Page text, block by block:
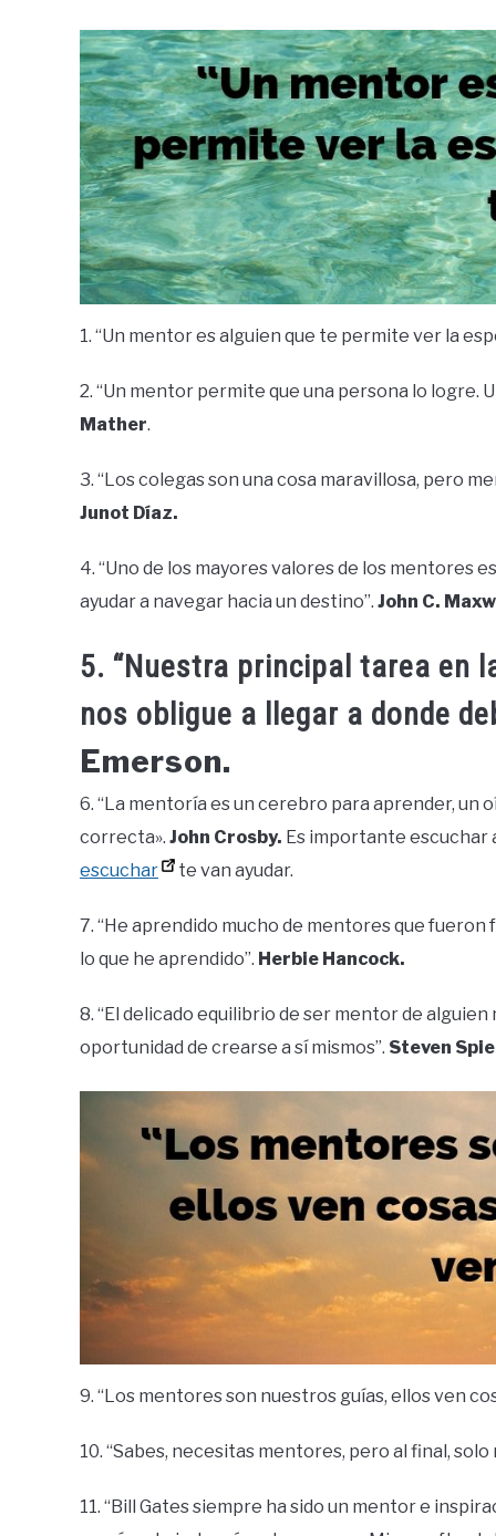
1. “Un mentor es alguien que te permite ver la
2. “Un mentor permite que una persona lo logre.
Mather.
3. “Los colegas son una cosa maravillosa, pero
Junot Díaz.
4. “Uno de los mayores valores de los mentores
ayudar a navegar hacia un destino”. John C.
5. “Nuestra principal tarea en
nos obligue a llegar a donde
Emerson.
6. “La mentoría es un cerebro para aprender, un
correcta». John Crosby. Es importante
escuchar
te van ayudar.
7. “He aprendido mucho de mentores que
lo que he aprendido”. Herbie Hancock.
8. “El delicado equilibrio de ser mentor de
oportunidad de crearse a sí mismos”. Steven
9. “Los mentores son nuestros guías, ellos ven
10. “Sabes, necesitas mentores, pero al final,
11. “Bill Gates siempre ha sido un mentor e